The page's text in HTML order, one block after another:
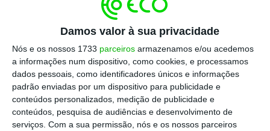
Damos valor à sua privacidade
Nós e os nossos 1733 parceiros armazenamos e/ou acedemos
a informações num dispositivo, como cookies, e processamos
dados pessoais, como identificadores únicos e informações
padrão enviadas por um dispositivo para publicidade e
conteúdos personalizados, medição de publicidade e
conteúdos, pesquisa de audiências e desenvolvimento de
serviços. Com a sua permissão, nós e os nossos parceiros
António Horta Osório
Publicação no Linkedin
Só nos últimos dias, os três foram alvo de
apropriação abusiva da sua imagem e nome
para vender produtos financeiros inexistentes
ou esquemas que captam dados pessoais e